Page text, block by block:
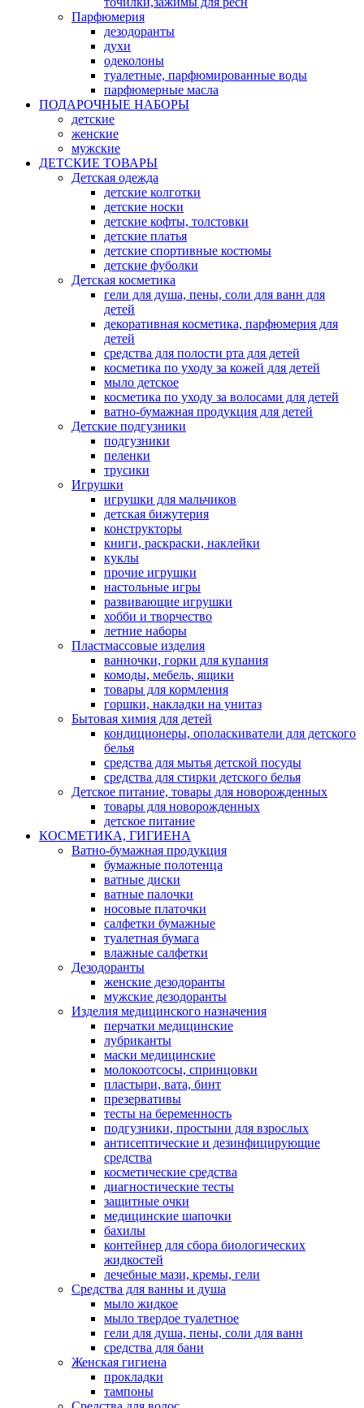
Парфюмерия
дезодоранты
духи
одеколоны
туалетные, парфюмированные воды
парфюмерные масла
ПОДАРОЧНЫЕ НАБОРЫ
детские
женские
мужские
ДЕТСКИЕ ТОВАРЫ
Детская одежда
детские колготки
детские носки
детские кофты, толстовки
детские платья
детские спортивные костюмы
детские фуболки
Детская косметика
гели для душа, пены, соли для ванн для
детей
декоративная косметика, парфюмерия для
детей
средства для полости рта для детей
косметика по уходу за кожей для детей
мыло детское
косметика по уходу за волосами для детей
ватно-бумажная продукция для детей
Детские подгузники
подгузники
пеленки
трусики
Игрушки
игрушки для мальчиков
детская бижутерия
конструкторы
книги, раскраски, наклейки
куклы
прочие игрушки
настольные игры
развивающие игрушки
хобби и творчество
летние наборы
Пластмассовые изделия
ванночки, горки для купания
комоды, мебель, ящики
товары для кормления
горшки, накладки на унитаз
Бытовая химия для детей
кондиционеры, ополаскиватели для детского
белья
средства для мытья детской посуды
средства для стирки детского белья
Детское питание, товары для новорожденных
товары для новорожденных
детское питание
КОСМЕТИКА, ГИГИЕНА
Ватно-бумажная продукция
бумажные полотенца
ватные диски
ватные палочки
носовые платочки
салфетки бумажные
туалетная бумага
влажные салфетки
Дезодоранты
женские дезодоранты
мужские дезодоранты
Изделия медицинского назначения
перчатки медицинские
лубриканты
маски медицинские
молокоотсосы, спринцовки
пластыри, вата, бинт
презервативы
тесты на беременность
подгузники, простыни для взрослых
антисептические и дезинфицирующие
средства
косметические средства
диагностические тесты
защитные очки
медицинские шапочки
бахилы
контейнер для сбора биологических
жидкостей
лечебные мази, кремы, гели
Средства для ванны и душа
мыло жидкое
мыло твердое туалетное
гели для душа, пены, соли для ванн
средства для бани
Женская гигиена
прокладки
тампоны